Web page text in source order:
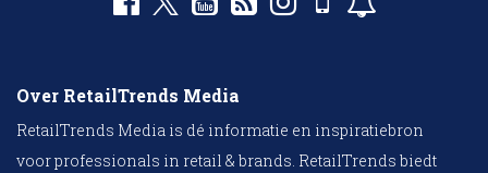
Over RetailTrends Media
RetailTrends Media is dé informatie en inspiratiebron
voor professionals in retail & brands. RetailTrends biedt